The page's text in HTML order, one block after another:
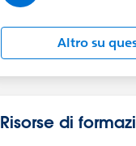
Altro su
Risorse di